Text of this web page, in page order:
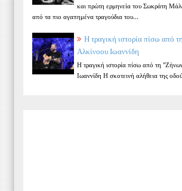
και πρώτη ερμηνεία του Σωκράτη
από τα πιο αγαπημένα τραγούδια του...
Η τραγική ιστορία πίσω από
Αλκίνοου Ιωαννίδη
Η τραγική ιστορία πίσω από τη
Ιωαννίδη Η σκοτεινή αλήθεια της